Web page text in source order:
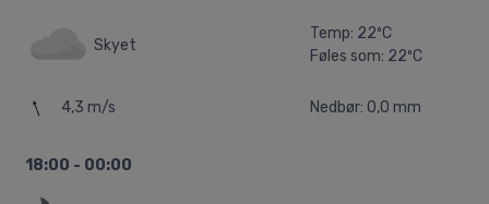
Skyet
Temp: 22ºC
Føles som: 22ºC
4,3 m/s Nedbør: 0,0 mm
18:00 - 00:00